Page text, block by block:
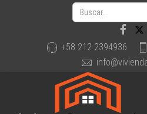
+58 212 2394936